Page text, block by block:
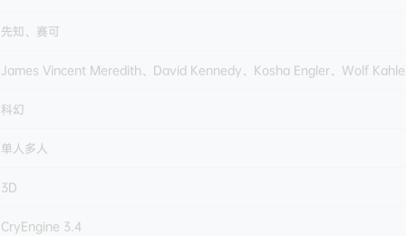
先知、赛可
James Vincent Meredith、David Kennedy、Kosha Engler、Wolf
科幻
单人多人
3D
CryEngine 3.4